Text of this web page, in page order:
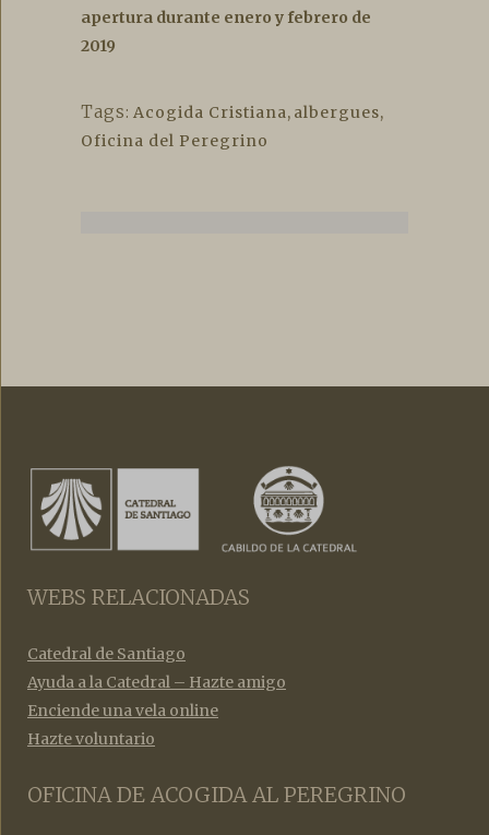
apertura durante enero y febrero de
2019
Tags: Acogida Cristiana, albergues,
Oficina del Peregrino
WEBS RELACIONADAS
Catedral de Santiago
Ayuda a la Catedral – Hazte amigo
Enciende una vela online
Hazte voluntario
OFICINA DE ACOGIDA AL PEREGRINO